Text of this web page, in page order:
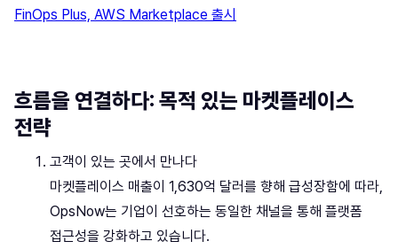
FinOps Plus, AWS Marketplace 출시
흐름을 연결하다: 목적 있는 마켓플레이스
전략
고객이 있는 곳에서 만나다
마켓플레이스 매출이 1,630억 달러를 향해 급성장함에 따라,
OpsNow는 기업이 선호하는 동일한 채널을 통해 플랫폼
접근성을 강화하고 있습니다.